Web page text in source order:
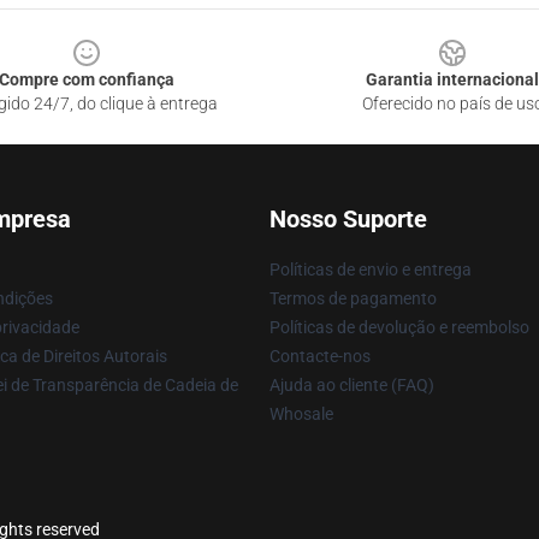
Compre com confiança
24/7, do clique à entrega
Garantia internacional
Oferecido no país de
de Direitos Autorais
de Transparência de Cadeia de
Nosso Suporte
Políticas de envio e entrega
Termos de pagamento
Políticas de devolução e reembolso
Contacte-nos
Ajuda ao cliente (FAQ)
Whosale
reserved